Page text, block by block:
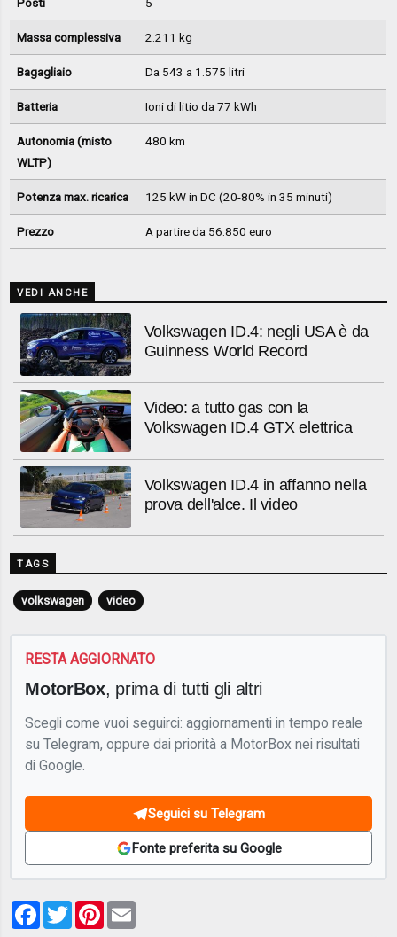
Massa complessiva 2.211 kg
Bagagliaio Da 543 a 1.575 litri
Batteria Ioni di litio da 77 kWh
Autonomia (misto
WLTP)
480 km
Potenza max. ricarica 125 kW in DC (20-80% in 35 minuti)
Prezzo A partire da 56.850 euro
VEDI ANCHE
Volkswagen ID.4: negli USA è da
Guinness World Record
Video: a tutto gas con la
Volkswagen ID.4 GTX elettrica
Volkswagen ID.4 in affanno nella
prova dell'alce. Il video
TAGS
volkswagen video
RESTA AGGIORNATO
MotorBox, prima di tutti gli altri
Scegli come vuoi seguirci: aggiornamenti in tempo reale
su Telegram, oppure dai priorità a MotorBox nei risultati
di Google.
Seguici su Telegram
Fonte preferita su Google
Facebook
TwitterPinterest